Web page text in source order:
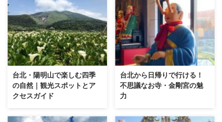
台北・陽明山で楽しむ四季
の自然｜観光スポットとア
クセスガイド
台北から日帰りで行ける！
不思議なお寺・金剛宮の魅
力